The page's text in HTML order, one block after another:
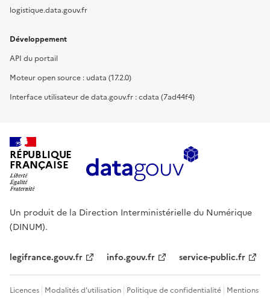
logistique.data.gouv.fr
Développement
API du portail
Moteur open source : udata (17.2.0)
Interface utilisateur de data.gouv.fr : cdata (7ad44f4)
RÉPUBLIQUE
FRANÇAISE
Un produit de la Direction Interministérielle du Numérique
(DINUM).
legifrance.gouv.fr info.gouv.fr service-public.fr
Licences Modalités d'utilisation Politique de confidentialité Mentions